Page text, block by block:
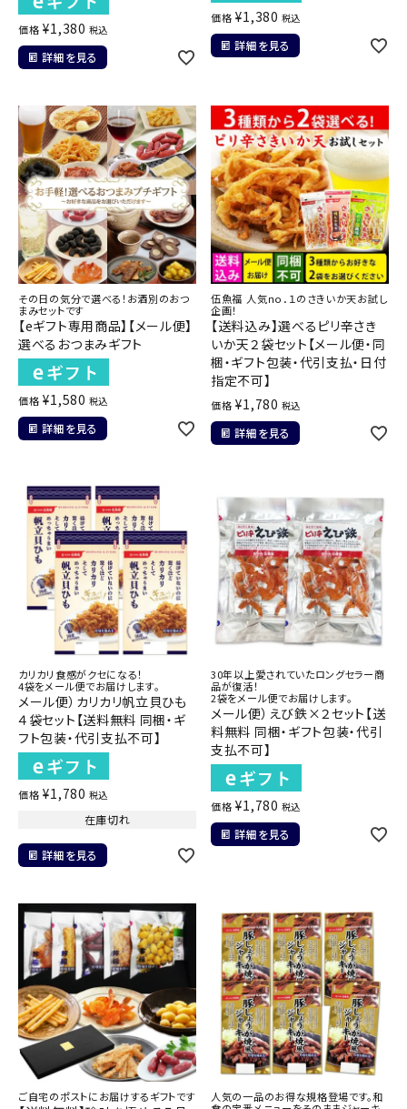
価格 ¥1,380 税込
詳細を見る
価格 ¥1,380 税込
詳細を見る
その日の気分で選べる！お酒別のおつ
まみセットです
【eギフト専用商品】【メール便】
選べるおつまみギフト
価格 ¥1,580 税込
詳細を見る
伍魚福 人気ｎｏ．１のさきいか天お試し
企画！
【送料込み】選べるピリ辛さき
いか天２袋セット【メール便・同
梱・ギフト包装・代引支払・日付
指定不可】
価格 ¥1,780 税込
詳細を見る
カリカリ食感がクセになる！
4袋をメール便でお届けします。
メール便）カリカリ帆立貝ひも
４袋セット【送料無料 同梱・ギ
フト包装・代引支払不可】
価格 ¥1,780 税込
在庫切れ
詳細を見る
30年以上愛されていたロングセラー商
品が復活！
2袋をメール便でお届けします。
メール便）えび鉄×２セット【送
料無料 同梱・ギフト包装・代引
支払不可】
価格 ¥1,780 税込
詳細を見る
ご自宅のポストにお届けするギフトです
人気の一品のお得な規格登場です。和